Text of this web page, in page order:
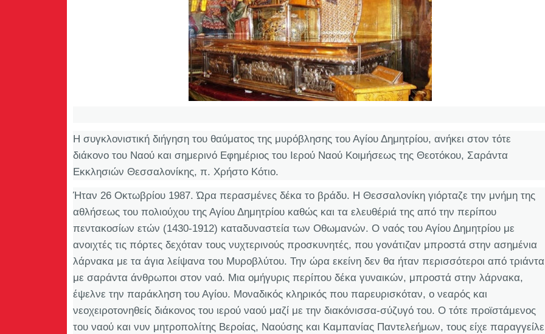
Η συγκλονιστική διήγηση του θαύματος της μυρόβλησης του Αγίου Δημητρίου, ανήκει στον τότε
διάκονο του Ναού και σημερινό Εφημέριος του Ιερού Ναού Κοιμήσεως της Θεοτόκου, Σαράντα
Εκκλησιών Θεσσαλονίκης, π. Χρήστο Κότιο.
Ήταν 26 Οκτωβρίου 1987. Ώρα περασμένες δέκα το βράδυ. Η Θεσσαλονίκη γιόρταζε την μνήμη της
αθλήσεως του πολιούχου της Αγίου Δημητρίου καθώς και τα ελευθέριά της από την περίπου
πεντακοσίων ετών (1430-1912) καταδυναστεία των Οθωμανών. Ο ναός του Αγίου Δημητρίου με
ανοιχτές τις πόρτες δεχόταν τους νυχτερινούς προσκυνητές, που γονάτιζαν μπροστά στην ασημένια
λάρνακα με τα άγια λείψανα του Μυροβλύτου. Την ώρα εκείνη δεν θα ήταν περισσότεροι από τριάντα
με σαράντα άνθρωποι στον ναό. Μια ομήγυρις περίπου δέκα γυναικών, μπροστά στην λάρνακα,
έψελνε την παράκληση του Αγίου. Μοναδικός κληρικός που παρευρισκόταν, ο νεαρός και
νεοχειροτονηθείς διάκονος του ιερού ναού μαζί με την διακόνισσα-σύζυγό του. Ο τότε προϊστάμενος
του ναού και νυν μητροπολίτης Βεροίας, Ναούσης και Καμπανίας Παντελεήμων, τους είχε